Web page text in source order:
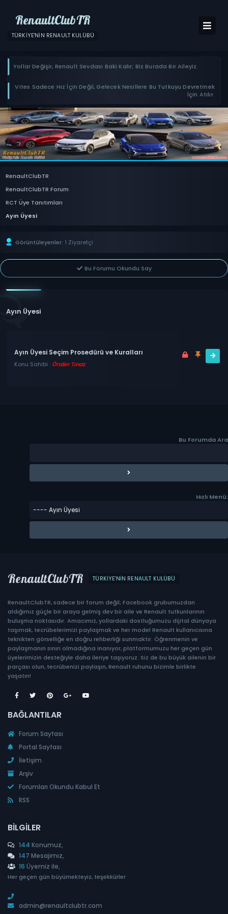
RenaultClubTR
TÜRKIYE'NIN RENAULT KULÜBÜ
Yollar Değişir, Renault Sevdası Baki Kalır; Biz Burada Bir Aileyiz.
Vites Sadece Hız İçin Değil, Gelecek Nesillere Bu Tutkuyu Devretmek
İçin Atılır.
RenaultClubTR
RenaultClubTR Forum
RCT Üye Tanıtımları
Ayın Üyesi
Görüntüleyenler: 1 Ziyaretçi
Bu Forumu Okundu Say
Ayın Üyesi
Ayın Üyesi Seçim Prosedürü ve Kuralları
Konu Sahibi : Önder Tınaz
Bu Forumda Ara
Hızlı Menü:
RenaultClubTR TÜRKIYE'NIN RENAULT KULÜBÜ
RenaultClubTR, sadece bir forum değil; Facebook grubumuzdan
aldığımız güçle bir araya gelmiş dev bir aile ve Renault tutkunlarının
buluşma noktasıdır. Amacımız, yollardaki dostluğumuzu dijital dünyaya
taşımak, tecrübelerimizi paylaşmak ve her model Renault kullanıcısına
teknikten görselliğe en doğru rehberliği sunmaktır. Öğrenmenin ve
paylaşmanın sınırı olmadığına inanıyor, platformumuzu her geçen gün
üyelerimizin desteğiyle daha ileriye taşıyoruz. Siz de bu büyük ailenin bir
parçası olun, tecrübenizi paylaşın, Renault ruhunu bizimle birlikte
yaşatın!
BAĞLANTILAR
Forum Sayfası
Portal Sayfası
İletişim
Arşiv
Forumları Okundu Kabul Et
RSS
BILGILER
144 Konumuz,
147 Mesajımız,
16 Üyemiz ile,
Her geçen gün büyümekteyiz, teşekkürler
admin@renaultclubtr.com